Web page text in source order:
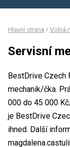
Hlavní strana / Volná
Servisní
BestDrive Czech
mechanik/čka.
000 do 45 000
je BestDrive
ihned. Další